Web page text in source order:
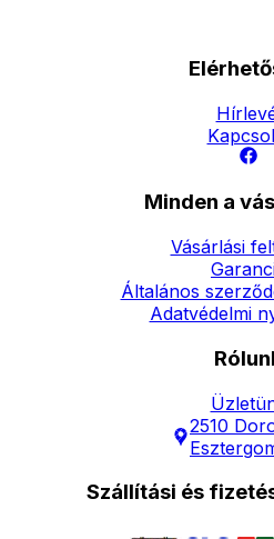
Minden a
Vásárlási
Általános
Adatvédelmi
2510
Szállítási és